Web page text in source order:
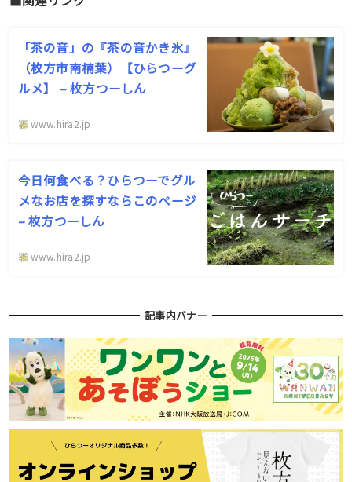
「茶の音」の『茶の音かき氷』
（枚方市南楠葉）【ひらつーグ
ルメ】 – 枚方つーしん
www.hira2.jp
今日何食べる？ひらつーでグル
メなお店を探すならこのページ
– 枚方つーしん
www.hira2.jp
記事内バナー